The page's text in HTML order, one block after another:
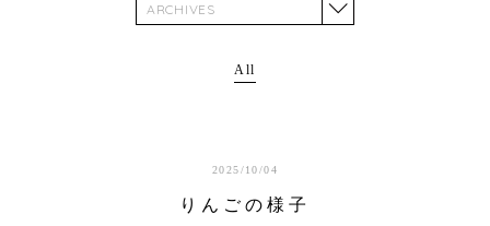
ARCHIVES
All
2025/10/04
りんごの様子